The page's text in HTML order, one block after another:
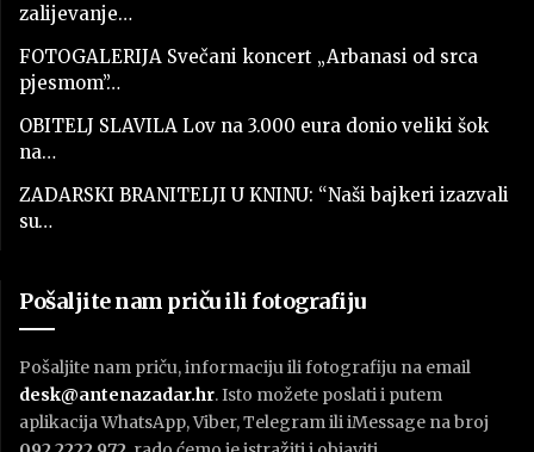
zalijevanje…
FOTOGALERIJA Svečani koncert „Arbanasi od srca
pjesmom”…
OBITELJ SLAVILA Lov na 3.000 eura donio veliki šok
na…
ZADARSKI BRANITELJI U KNINU: “Naši bajkeri izazvali
su…
Pošaljite nam priču ili fotografiju
Pošaljite nam priču, informaciju ili fotografiju na email
desk@antenazadar.hr. Isto možete poslati i putem
aplikacija WhatsApp, Viber, Telegram ili iMessage na broj